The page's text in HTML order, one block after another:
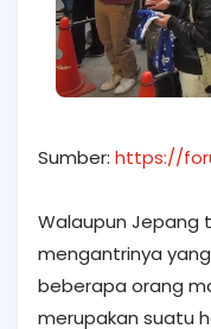
Sumber: https://
Walaupun Jepang
mengantrinya
beberapa orang
merupakan suatu